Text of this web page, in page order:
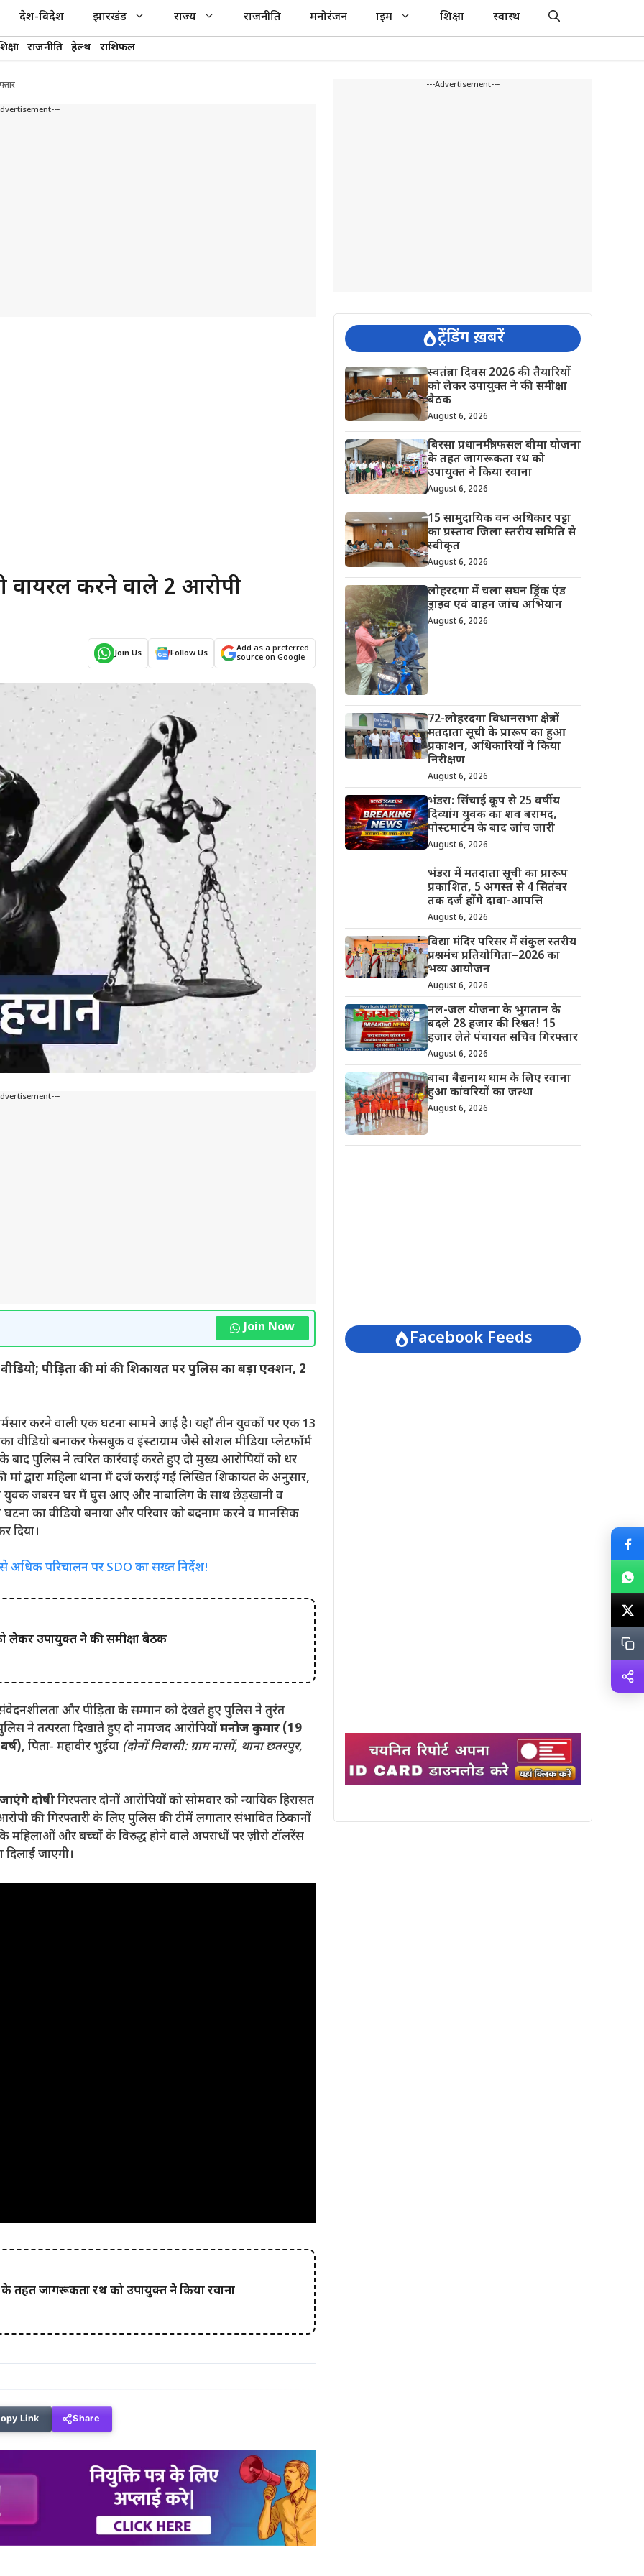
देश-विदेश झारखंड राज्य राजनीति मनोरंजन क्राइम शिक्षा स्वास्थ
राजनीति हेल्थ राशिफल
वायरल करने वाले 2 आरोपी
Join Us Follow Us
Add as a preferred
source on Google
Join Now
पीड़िता की मां की शिकायत पर पुलिस का बड़ा एक्शन, 2
करने वाली एक घटना सामने आई है। यहाँ तीन युवकों पर एक 13
वीडियो बनाकर फेसबुक व इंस्टाग्राम जैसे सोशल मीडिया प्लेटफॉर्म
पुलिस ने त्वरित कार्रवाई करते हुए दो मुख्य आरोपियों को धर
मां द्वारा महिला थाना में दर्ज कराई गई लिखित शिकायत के अनुसार,
युवक जबरन घर में घुस आए और नाबालिग के साथ छेड़खानी व
का वीडियो बनाया और परिवार को बदनाम करने व मानसिक
दिया।
अधिक परिचालन पर SDO का सख्त निर्देश!
लेकर उपायुक्त ने की समीक्षा बैठक
और पीड़िता के सम्मान को देखते हुए पुलिस ने तुरंत
ने तत्परता दिखाते हुए दो नामजद आरोपियोंमनोज कुमार (19
, पिता- महावीर भुईया (दोनों निवासी: ग्राम नासों, थाना छतरपुर,
दोषीगिरफ्तार दोनों आरोपियों को सोमवार को न्यायिक हिरासत
की गिरफ्तारी के लिए पुलिस की टीमें लगातार संभावित ठिकानों
महिलाओं और बच्चों के विरुद्ध होने वाले अपराधों पर ज़ीरो टॉलरेंस
जाएगी।
के तहत जागरूकता रथ को उपायुक्त ने किया रवाना
Link Share
---Advertisement---
ट्रेंडिंग ख़बरें
स्वतंत्रता दिवस 2026 की तैयारियों
को लेकर उपायुक्त ने की समीक्षा
बैठक
August 6, 2026
बिरसा प्रधानमंत्री फसल बीमा योजना
के तहत जागरूकता रथ को
उपायुक्त ने किया रवाना
August 6, 2026
15 सामुदायिक वन अधिकार पट्टा
का प्रस्ताव जिला स्तरीय समिति से
स्वीकृत
August 6, 2026
लोहरदगा में चला सघन ड्रिंक एंड
ड्राइव एवं वाहन जांच अभियान
August 6, 2026
72-लोहरदगा विधानसभा क्षेत्र में
मतदाता सूची के प्रारूप का हुआ
प्रकाशन, अधिकारियों ने किया
निरीक्षण
August 6, 2026
भंडरा: सिंचाई कूप से 25 वर्षीय
दिव्यांग युवक का शव बरामद,
पोस्टमार्टम के बाद जांच जारी
August 6, 2026
भंडरा में मतदाता सूची का प्रारूप
प्रकाशित, 5 अगस्त से 4 सितंबर
तक दर्ज होंगे दावा-आपत्ति
August 6, 2026
विद्या मंदिर परिसर में संकुल स्तरीय
प्रश्नमंच प्रतियोगिता–2026 का
भव्य आयोजन
August 6, 2026
नल-जल योजना के भुगतान के
बदले 28 हजार की रिश्वत! 15
हजार लेते पंचायत सचिव गिरफ्तार
August 6, 2026
बाबा बैद्यनाथ धाम के लिए रवाना
हुआ कांवरियों का जत्था
August 6, 2026
Facebook Feeds